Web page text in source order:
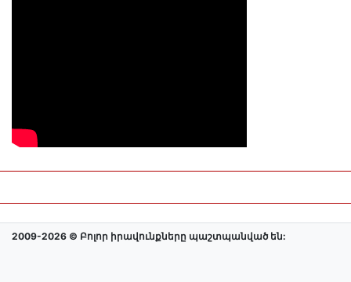
2009-2026 © Բոլոր իրավունքները պաշտպանված են: